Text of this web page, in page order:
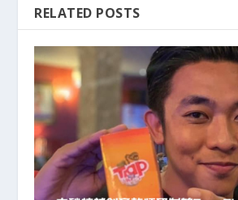
RELATED POSTS